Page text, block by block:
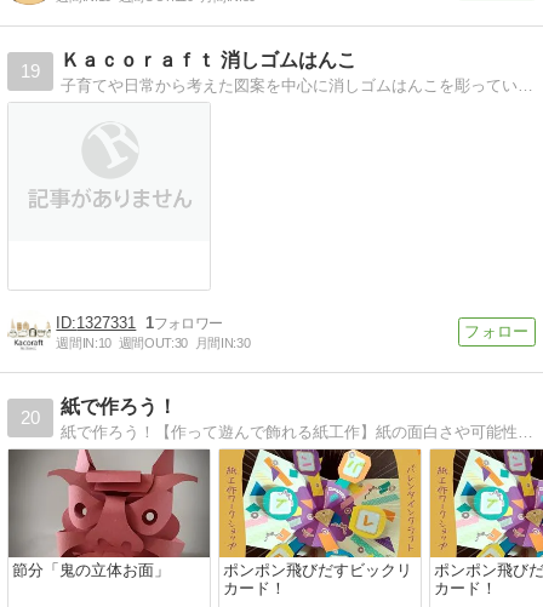
19
Ｋａｃｏｒａｆｔ 消しゴムはんこ
子育てや日常から考えた図案を中心に消しゴムはんこを彫っています
1327331 1
週間IN:10 週間OUT:30 月間IN:30
20
紙で作ろう！
紙で作ろう！【作って遊んで飾れる紙工作】紙の面白さや可能性を追求。材料はほぼ紙のみ。シンプルで楽しい仕組みと仕掛けを考案。季節やテーマに合わせ子どもから大人まで楽しめる紙工作ワークショップを開催。仙台・宮城
節分「鬼の立体お面」
ポンポン飛びだすビックリ
カード！
ポンポン飛び
カード！